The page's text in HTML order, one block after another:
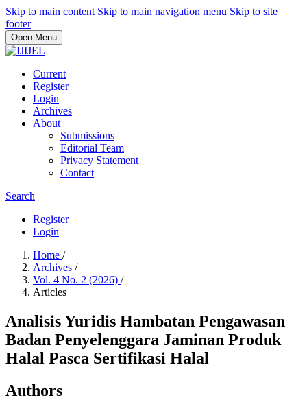
Skip to main content Skip to main navigation menu Skip to site
footer
Open Menu
Current
Register
Login
Archives
About
Submissions
Editorial Team
Privacy Statement
Contact
Search
Register
Login
Home /
Archives /
Vol. 4 No. 2 (2026) /
Articles
Analisis Yuridis Hambatan Pengawasan
Badan Penyelenggara Jaminan Produk
Halal Pasca Sertifikasi Halal
Authors